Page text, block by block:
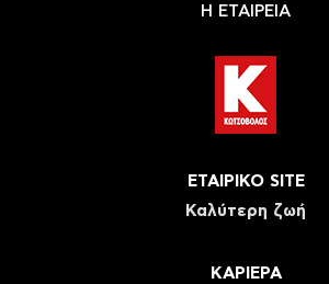
Η ΕΤΑΙΡΕΙΑ
ΕΤΑΙΡΙΚΟ SITE
Καλύτερη ζωή
ΚΑΡΙΕΡΑ